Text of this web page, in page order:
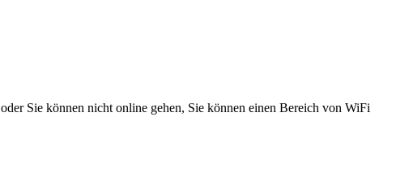
Sie können nicht online gehen, Sie können einen Bereich von WiFi